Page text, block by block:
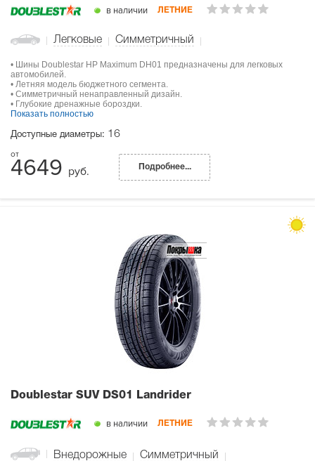
в наличии ЛЕТНИЕ
Легковые Симметричный
• Шины Doublestar HP Maximum DH01 предназначены для легковых
автомобилей.
• Летняя модель бюджетного сегмента.
• Симметричный ненаправленный дизайн.
• Глубокие дренажные бороздки.
Показать полностью
Доступные диаметры: 16
4649 руб. Подробнее...
Doublestar SUV DS01 Landrider
в наличии ЛЕТНИЕ
Внедорожные Симметричный